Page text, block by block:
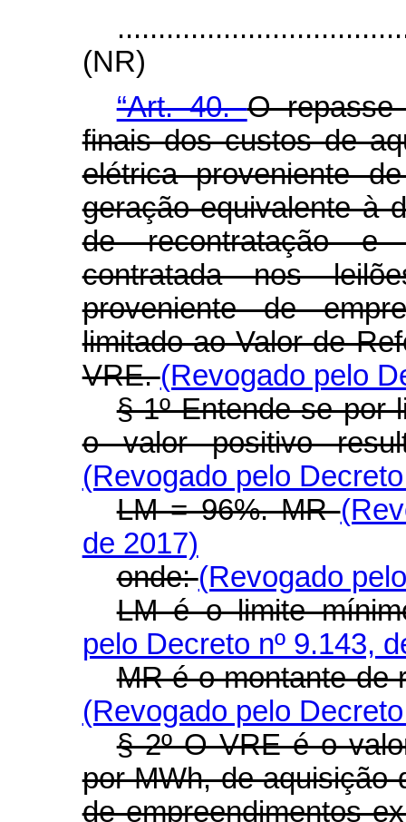
(NR)
“Art. 40.O repasse
finais dos custos de
elétrica proveniente
geração equivalente à
de recontratação e
contratada nos
proveniente de
limitado ao Valor de
VRE.(Revogado pelo
§ 1º Entende-se por
o valor positivo
(Revogado pelo
LM = 96%. MR
de 2017)
onde:(Revogado
LM é o limite
pelo Decreto nº 9.143,
MR é o montante de
(Revogado pelo
§ 2º O VRE é o
por MWh, de aquisição
de empreendimentos